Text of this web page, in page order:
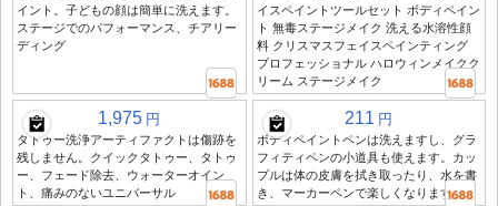
イント。子どもの顔は簡単に洗えます。
ステージでのパフォーマンス、チアリー
ディング
イスペイントツールセット ボディペイン
ト 無毒ステージメイク 洗える水溶性顔
料 クリスマスフェイスペインティング
プロフェッショナル ハロウィンメイクク
リーム ステージメイク
1,975 円
タトゥー洗浄アーティファクトは傷跡を
残しません。クイックタトゥー、タトゥ
ー、フェード除去、ウォーターオイン
ト、痛みのないユニバーサル
211 円
ボディペイントペンは洗えますし、グラ
フィティペンの小道具も使えます。カッ
プルは体の皮膚を拭き取ったり、水を書
き、マーカーペンで楽しくなります